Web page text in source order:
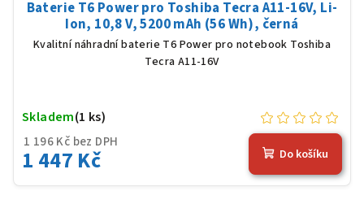
Baterie T6 Power pro Toshiba Tecra A11-16V, Li-
Ion, 10,8 V, 5200 mAh (56 Wh), černá
Kvalitní náhradní baterie T6 Power pro notebook Toshiba
Tecra A11-16V
1 196 Kč bez DPH
1 447 Kč
Skladem(1 ks)
Do košíku